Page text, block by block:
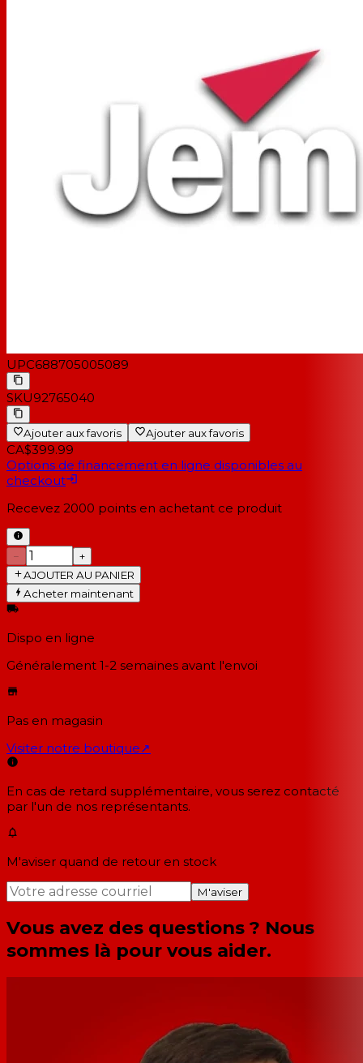
UPC688705005089
SKU92765040
Ajouter aux favoris Ajouter aux favoris
CA$399.99
Options de financement en ligne disponibles au
checkout
Recevez 2000 points en achetant ce produit
−
+
AJOUTER AU PANIER
Acheter maintenant
Dispo en ligne
Généralement 1-2 semaines avant l'envoi
Pas en magasin
Visiter notre boutique↗
En cas de retard supplémentaire, vous serez contacté
par l'un de nos représentants.
M'aviser quand de retour en stock
M'aviser
Vous avez des questions ? Nous
sommes là pour vous aider.